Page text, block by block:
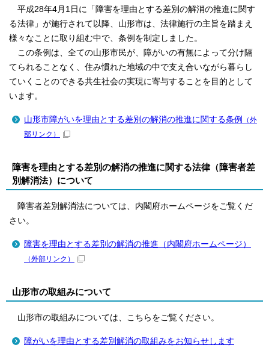
平成28年4月1日に「障害を理由とする差別の解消の推進に関す
る法律」が施行されて以降、山形市は、法律施行の主旨を踏まえ
様々なことに取り組む中で、条例を制定しました。
この条例は、全ての山形市民が、障がいの有無によって分け隔
てられることなく、住み慣れた地域の中で支え合いながら暮らし
ていくことのできる共生社会の実現に寄与することを目的として
います。
山形市障がいを理由とする差別の解消の推進に関する条例
（外
部リンク）
障害を理由とする差別の解消の推進に関する法律（障害者差
別解消法）について
障害者差別解消法については、内閣府ホームページをご覧くだ
さい。
障害を理由とする差別の解消の推進（内閣府ホームページ）
（外部リンク）
山形市の取組みについて
山形市の取組みについては、こちらをご覧ください。
障がいを理由とする差別解消の取組みをお知らせします